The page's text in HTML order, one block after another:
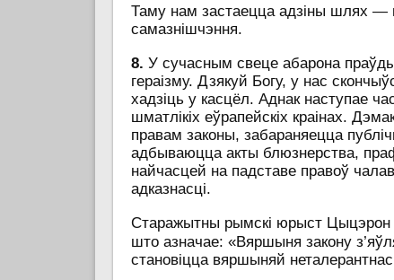
Таму нам застаецца адзіны шлях —
самазнішчэння.
8. У сучасным свеце абарона праўды
гераізму. Дзякуй Богу, у нас
хадзіць у касцёл. Аднак наступае
шматлікіх еўрапейскіх краінах.
правам законы, забараняецца
адбываюцца акты блюзнерства,
найчасцей на падставе правоў
адказнасці.
Старажытны рымскі юрыст Цыцэрон
што азначае: «Вяршыня закону
становіцца вяршыняй